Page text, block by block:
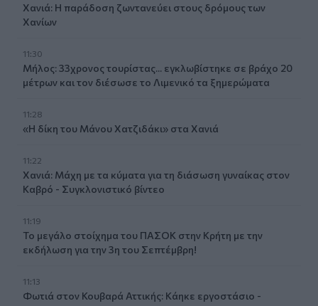
Χανιά: Η παράδοση ζωντανεύει στους δρόμους των
Χανίων
11:30
Μήλος: 33χρονος τουρίστας... εγκλωβίστηκε σε βράχο 20
μέτρων και τον διέσωσε το Λιμενικό τα ξημερώματα
11:28
«Η δίκη του Μάνου Χατζιδάκι» στα Χανιά
11:22
Χανιά: Μάχη με τα κύματα για τη διάσωση γυναίκας στον
Καβρό - Συγκλονιστικό βίντεο
11:19
Το μεγάλο στοίχημα του ΠΑΣΟΚ στην Κρήτη με την
εκδήλωση για την 3η του Σεπτέμβρη!
11:13
Φωτιά στον Κουβαρά Αττικής: Κάηκε εργοστάσιο -